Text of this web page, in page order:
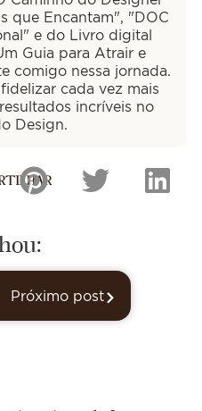
que Encantam", "DOC
e do Livro digital
Guia para Atrair e
comigo nessa jornada.
cada vez mais
incríveis no
Design.
Próximo post